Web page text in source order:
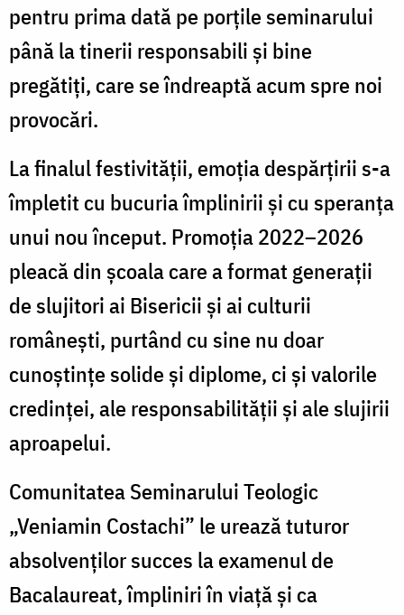
pentru prima dată pe porțile seminarului
până la tinerii responsabili și bine
pregătiți, care se îndreaptă acum spre noi
provocări.
La finalul festivității, emoția despărțirii s-a
împletit cu bucuria împlinirii și cu speranța
unui nou început. Promoția 2022–2026
pleacă din școala care a format generații
de slujitori ai Bisericii și ai culturii
românești, purtând cu sine nu doar
cunoștințe solide și diplome, ci și valorile
credinței, ale responsabilității și ale slujirii
aproapelui.
Comunitatea Seminarului Teologic
„Veniamin Costachi” le urează tuturor
absolvenților succes la examenul de
Bacalaureat, împliniri în viață și ca